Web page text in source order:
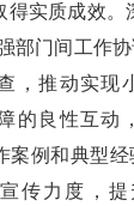
得实质成效。
部门间工作
，推动实现
的良性互动
案例和典型
传力度，提